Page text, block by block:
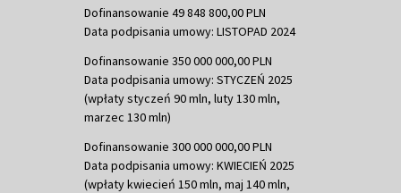
Dofinansowanie 49 848 800,00 PLN
Data podpisania umowy: LISTOPAD 2024
Dofinansowanie 350 000 000,00 PLN
Data podpisania umowy: STYCZEŃ 2025
(wpłaty styczeń 90 mln, luty 130 mln,
marzec 130 mln)
Dofinansowanie 300 000 000,00 PLN
Data podpisania umowy: KWIECIEŃ 2025
(wpłaty kwiecień 150 mln, maj 140 mln,